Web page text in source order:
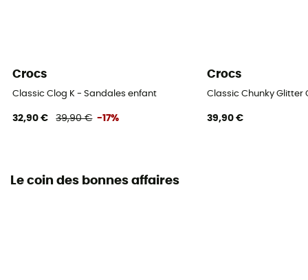
Crocs
Classic Clog K - Sandales enfant
32,90 € 39,90 € -17%
Crocs
Classic Chunky Glitter
39,90 €
Le coin des bonnes affaires